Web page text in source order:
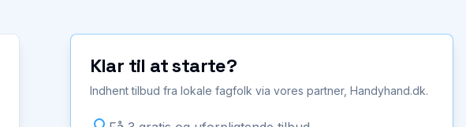
Klar til at starte?
Indhent tilbud fra lokale fagfolk via vores partner, Handyhand.dk.